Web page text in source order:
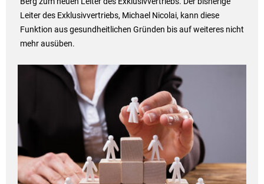
Leiter des Exklusivvertriebs, Michael Nicolai, kann diese
Funktion aus gesundheitlichen Gründen bis auf weiteres nicht
mehr ausüben.